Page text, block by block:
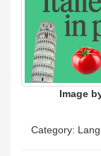
Image
Category: